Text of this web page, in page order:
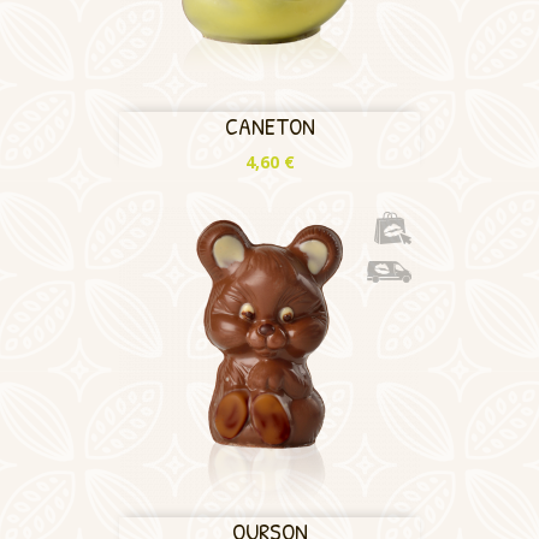
CANETON
Prix
4,60 €
OURSON